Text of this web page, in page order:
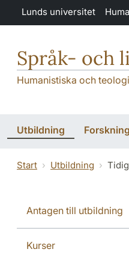
Hoppa till huvudinnehåll
Lunds universitet
Språk- och
Humanistiska och
Utbildning Forskning
Start Utbildning
Antagen till utbildning
Kurser